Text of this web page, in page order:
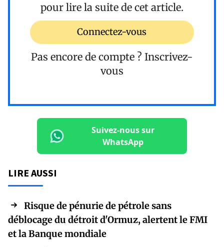
pour lire la suite de cet article.
Connectez-vous
Pas encore de compte ? Inscrivez-
vous
Suivez-nous sur
WhatsApp
LIRE AUSSI
Risque de pénurie de pétrole sans
déblocage du détroit d'Ormuz, alertent le FMI
et la Banque mondiale